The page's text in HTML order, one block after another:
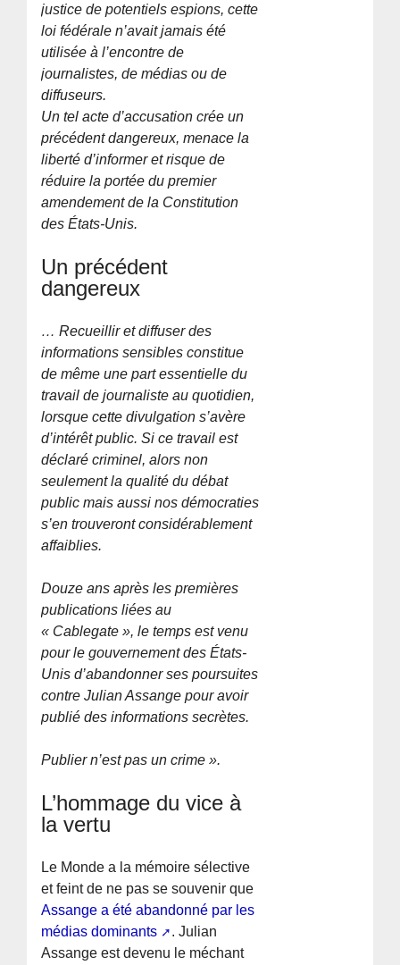
justice de potentiels espions, cette
loi fédérale n’avait jamais été
utilisée à l’encontre de
journalistes, de médias ou de
diffuseurs.
Un tel acte d’accusation crée un
précédent dangereux, menace la
liberté d’informer et risque de
réduire la portée du premier
amendement de la Constitution
des États-Unis.
Un précédent
dangereux
… Recueillir et diffuser des
informations sensibles constitue
de même une part essentielle du
travail de journaliste au quotidien,
lorsque cette divulgation s’avère
d’intérêt public. Si ce travail est
déclaré criminel, alors non
seulement la qualité du débat
public mais aussi nos démocraties
s’en trouveront considérablement
affaiblies.
Douze ans après les premières
publications liées au
« Cablegate », le temps est venu
pour le gouvernement des États-
Unis d’abandonner ses poursuites
contre Julian Assange pour avoir
publié des informations secrètes.
Publier n’est pas un crime ».
L’hommage du vice à
la vertu
Le Monde a la mémoire sélective
et feint de ne pas se souvenir que
Assange a été abandonné par les
médias dominants
. Julian
Assange est devenu le méchant